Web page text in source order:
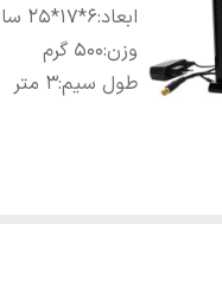
ابعاد:6*17*25 سانتی متر
وزن:500 گرم
طول سیم:3 متر